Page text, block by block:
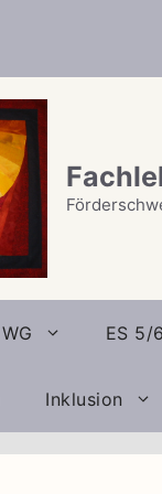
WG ES 5/6
Inklusion